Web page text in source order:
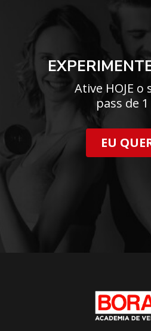
Ative HOJE o
pass de
EU